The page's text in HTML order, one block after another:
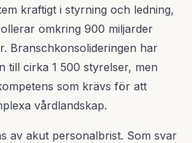
kraftigt i styrning och ledning,
omkring 900 miljarder
Branschkonsolideringen har
till cirka 1 500 styrelser, men
som krävs för att
vårdlandskap.
av akut personalbrist. Som svar